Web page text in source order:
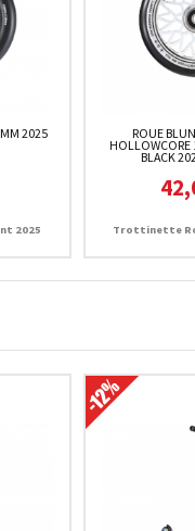
2025
2025
ROUE
HOLLOWCORE
BLACK
Trottinette